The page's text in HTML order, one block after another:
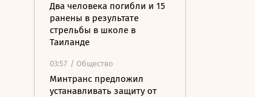
Два человека погибли и 15
ранены в результате
стрельбы в школе в
Таиланде
03:57 / Общество
Минтранс предложил
устанавливать защиту от